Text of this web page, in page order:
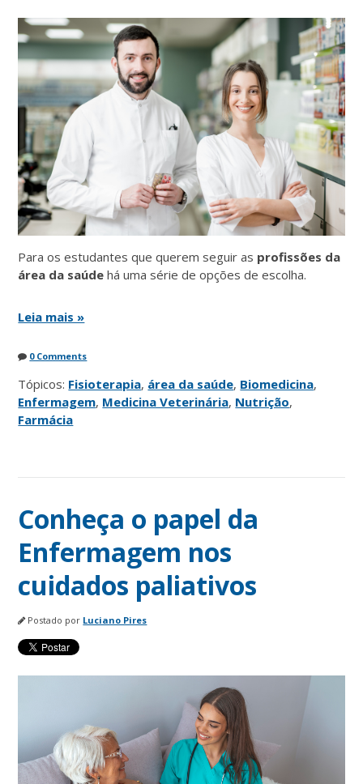
Para os estudantes que querem seguir as profissões da
área da saúdehá uma série de opções de escolha.
Leia mais »
0 Comments
Tópicos: Fisioterapia, área da saúde, Biomedicina,
Enfermagem, Medicina Veterinária, Nutrição,
Farmácia
Conheça o papel da
Enfermagem nos
cuidados paliativos
Postado por Luciano Pires